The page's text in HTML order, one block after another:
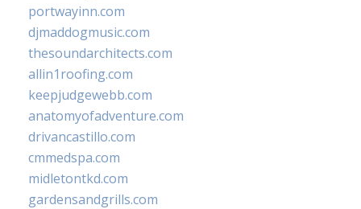
portwayinn.com
djmaddogmusic.com
thesoundarchitects.com
allin1roofing.com
keepjudgewebb.com
anatomyofadventure.com
drivancastillo.com
cmmedspa.com
midletontkd.com
gardensandgrills.com